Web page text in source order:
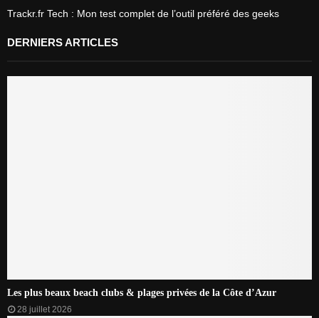
Trackr.fr Tech : Mon test complet de l’outil préféré des geeks
DERNIERS ARTICLES
Les plus beaux beach clubs & plages privées de la Côte d’Azur
28 juillet 2026